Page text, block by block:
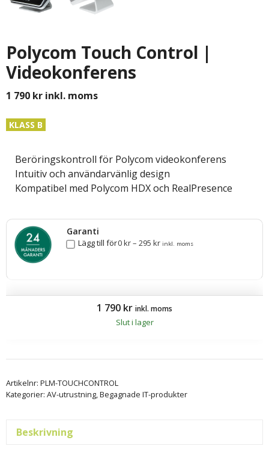
Polycom Touch Control |
Videokonferens
1 790 kr inkl. moms
KLASS B
Beröringskontroll för Polycom videokonferens
Intuitiv och användarvänlig design
Kompatibel med Polycom HDX och RealPresence
Garanti
Lägg till för0kr–295kr inkl. moms
1 790 kr inkl. moms
Slut i lager
Artikelnr: PLM-TOUCHCONTROL
Kategorier: AV-utrustning,Begagnade IT-produkter
Beskrivning